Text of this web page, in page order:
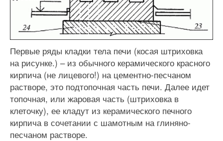
Первые ряды кладки тела печи (косая штриховка
на рисунке.) – из обычного керамического красного
кирпича (не лицевого!) на цементно-песчаном
растворе, это подтопочная часть печи. Далее идет
топочная, или жаровая часть (штриховка в
клеточку), ее кладут из керамического печного
кирпича в сочетании с шамотным на глиняно-
песчаном растворе.